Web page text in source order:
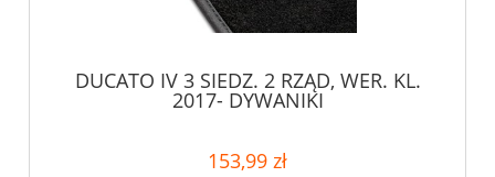
DUCATO IV 3 SIEDZ. 2 RZĄD, WER. KL.
2017- DYWANIKI
153,99 zł